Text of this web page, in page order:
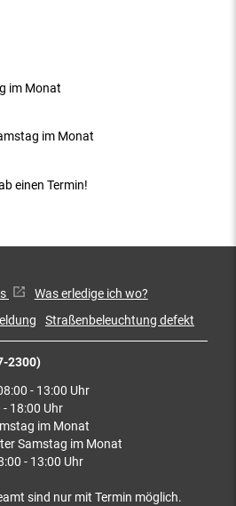
im Monat
im Monat
einen Termin!
2300)
- 13:00 Uhr
18:00 Uhr
im Monat
Samstag im Monat
- 13:00 Uhr
sind nur mit Termin möglich.
Was erledige ich wo?
Straßenbeleuchtung defekt